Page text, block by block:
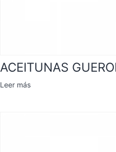
ACEITUNAS
Leer más